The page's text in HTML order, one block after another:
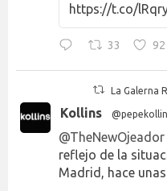
https://t.co/
33 92
La Galerna
Kollins
@TheNewOjeador
reflejo de la
Madrid, hace